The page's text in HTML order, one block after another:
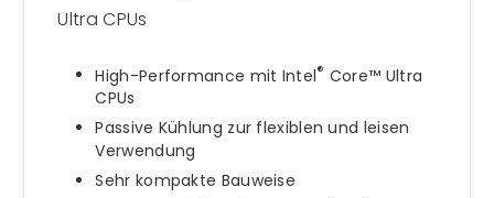
Ultra CPUs
High-Performance mit Intel® Core™ Ultra
CPUs
Passive Kühlung zur flexiblen und leisen
Verwendung
Sehr kompakte Bauweise